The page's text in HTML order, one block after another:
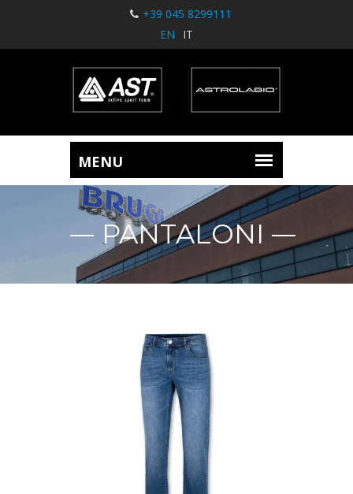
+39 045 8299111
EN
IT
PANTALONI